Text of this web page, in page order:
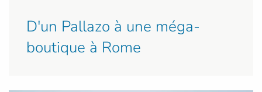
D'un Pallazo à une méga-
boutique à Rome